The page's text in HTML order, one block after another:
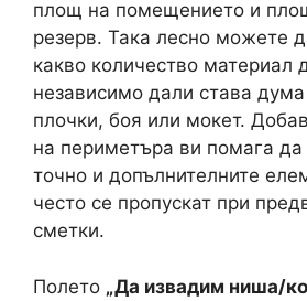
площ на помещението и
резерв. Така лесно можете
какво количество материал
независимо дали става
плочки, боя или мокет.
на периметъра ви помага да
точно и допълнителните
често се пропускат при
сметки.
Полето „Да извадим ниша/